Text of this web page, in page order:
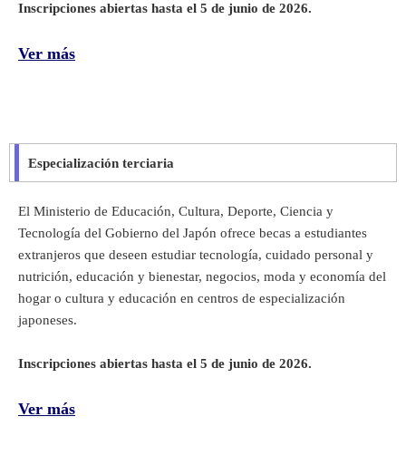
Inscripciones abiertas hasta el 5 de junio de 2026.
Ver más
Especialización terciaria
El Ministerio de Educación, Cultura, Deporte, Ciencia y
Tecnología del Gobierno del Japón ofrece becas a estudiantes
extranjeros que deseen estudiar tecnología, cuidado personal y
nutrición, educación y bienestar, negocios, moda y economía del
hogar o cultura y educación en centros de especialización
japoneses.
Inscripciones abiertas hasta el 5 de junio de 2026.
Ver más